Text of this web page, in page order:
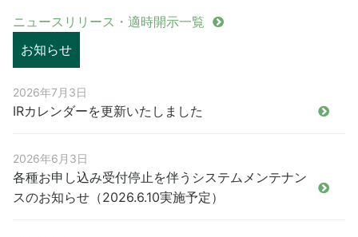
ニュースリリース・適時開示一覧
お知らせ
2026年7月3日
IRカレンダーを更新いたしました
2026年6月3日
各種お申し込み受付停止を伴うシステムメンテナン
スのお知らせ（2026.6.10実施予定）